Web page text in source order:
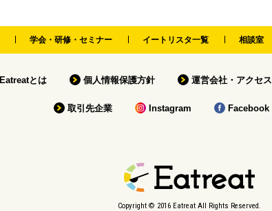
学会・研修・セミナー イートリスタ一覧 相談室
Eatreatとは 個人情報保護方針 運営会社・アクセス
取引先企業 Instagram Facebook
Copyright © 2016 Eatreat All Rights Reserved.